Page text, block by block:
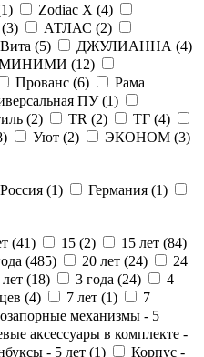
1) Zodiac X (4)
3) АТЛАС (2)
Вита (5) ДЖУЛИАННА (4)
(12)
Прованс (6)
Рама
ПУ (1)
(2) ТR (2) ТГ (4)
) Уют (2) ЭКОНОМ (3)
Россия (1) Германия (1)
(41) 15 (2) 15 лет (84)
(485) 20 лет (24)
24
лет (18) 3 года (24)
4
(4) 7 лет (1)
7
механизмы - 5
аксессуары в комплекте -
- 5 лет (1) Корпус -